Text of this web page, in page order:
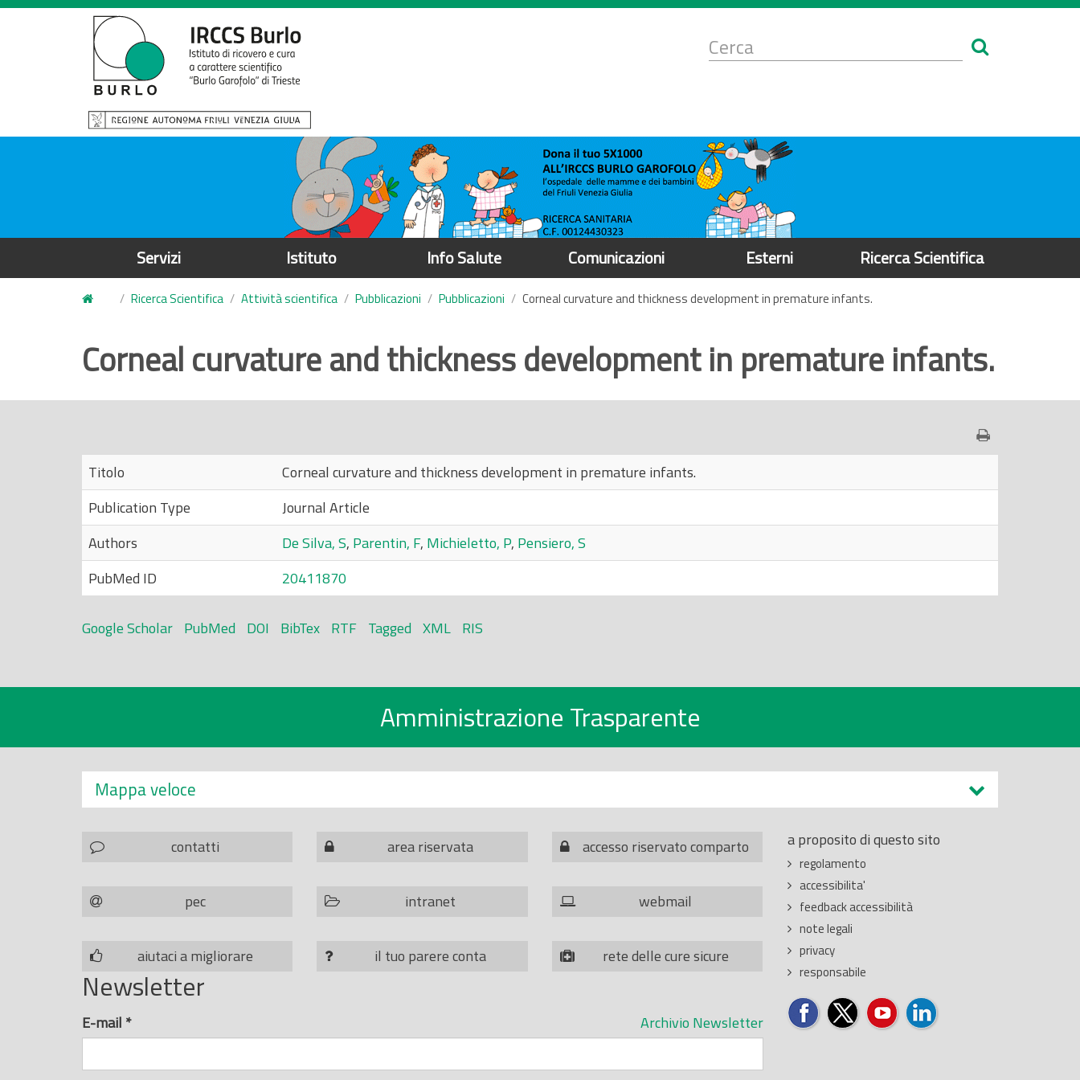
S
l
i
Form
di
Servizi Istituto Info Salute Comunicazioni Esterni Ricerca Scientifica
Ricerca Scientifica Attività scientifica Pubblicazioni Pubblicazioni Corneal curvature and thickness development in premature infants.
Corneal curvature and thickness development in premature infants.
Titolo
Corneal curvature and thickness development in premature infants.
Publication Type
Journal Article
Authors
De Silva, S, Parentin, F, Michieletto, P, Pensiero, S
PubMed ID
20411870
Google Scholar PubMed DOI BibTex RTF Tagged XML RIS
Amministrazione Trasparente
Mappa veloce
contatti area riservata accesso riservato comparto
pec intranet webmail
aiutaci a migliorare il tuo parere conta rete delle cure sicure
a proposito di questo sito
regolamento
accessibilita'
feedback accessibilità
note legali
privacy
responsabile
Newsletter
Archivio Newsletter
E-mail *